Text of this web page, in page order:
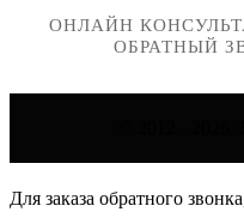
ОНЛАЙН
ОБРАТНЫЙ
Для заказа обратного